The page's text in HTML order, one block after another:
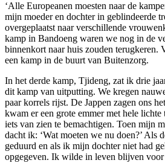
‘Alle Europeanen moesten naar de
mijn moeder en dochter in geblindeerde
overgeplaatst naar verschillende
kamp in Bandoeng waren we nog in de
binnenkort naar huis zouden terugkeren.
een kamp in de buurt van Buitenzorg.
In het derde kamp, Tjideng, zat ik drie
dit kamp van uitputting. We kregen
paar korrels rijst. De Jappen zagen ons
kwam er een grote emmer met hele lichte
iets van zien te bemachtigen. Toen mijn
dacht ik: ‘Wat moeten we nu doen?’ Als
geduurd en als ik mijn dochter niet had
opgegeven. Ik wilde in leven blijven